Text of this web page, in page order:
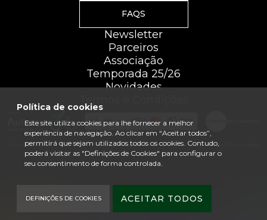
Política de cookies
Este site utiliza cookies para lhe fornecer a melhor
experiência de navegação. Ao clicar em “Aceitar todos”,
permitirá que sejam utilizados todos os cookies. Contudo,
poderá visitar as "Definições de Cookies" para configurar o
seu consentimento de forma controlada.
DEFINIÇÕES DE COOKIES ACEITAR TODOS
FAQS
Newsletter
Parceiros
Associação
Temporada 25/26
Novidades
Termos e Condições
Ficha Técnica Mapa do site Política de Privacidade